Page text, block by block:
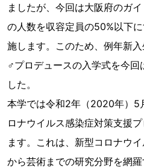
ましたが、今回は大阪府のガ
の人数を収容定員の50%以下
施します。このため、例年新
♂プロデュースの入学式を今
した。
本学では令和2年（2020年）5
ロナウイルス感染症対策支援
ます。これは、新型コロナウ
から芸術までの研究分野を網